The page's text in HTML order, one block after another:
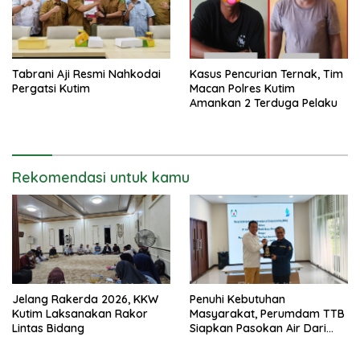
Tabrani Aji Resmi Nahkodai
Pergatsi Kutim
Kasus Pencurian Ternak, Tim
Macan Polres Kutim
Amankan 2 Terduga Pelaku
Rekomendasi untuk kamu
Jelang Rakerda 2026, KKW
Kutim Laksanakan Rakor
Lintas Bidang
Penuhi Kebutuhan
Masyarakat, Perumdam TTB
Siapkan Pasokan Air Dari